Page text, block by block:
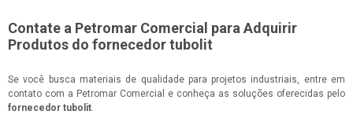
Contate a Petromar Comercial para Adquirir
Produtos do fornecedor tubolit
Se você busca materiais de qualidade para projetos industriais, entre em
contato com a Petromar Comercial e conheça as soluções oferecidas pelo
fornecedor tubolit.